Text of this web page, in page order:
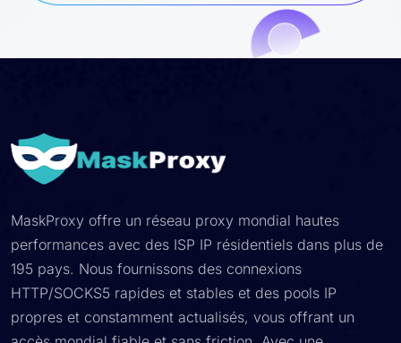
MaskProxy offre un réseau proxy mondial hautes
performances avec des ISP IP résidentiels dans plus de
195 pays. Nous fournissons des connexions
HTTP/SOCKS5 rapides et stables et des pools IP
propres et constamment actualisés, vous offrant un